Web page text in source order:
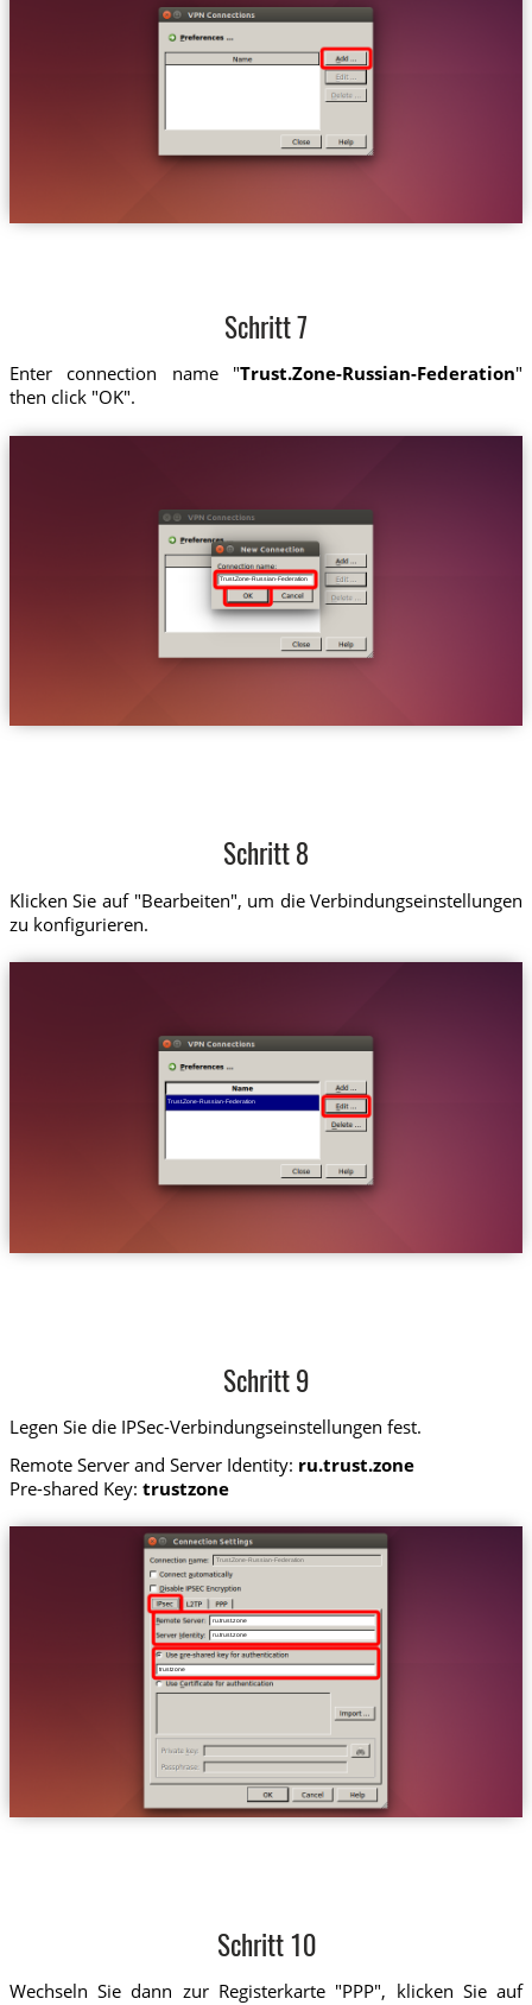
Schritt 7
Enter connection name "Trust.Zone-Russian-Federation"
then click "OK".
Trust.Zone-Russian-Federation
Schritt 8
Klicken Sie auf "Bearbeiten", um die Verbindungseinstellungen
zu konfigurieren.
Trust.Zone-Russian-Federation
Schritt 9
Legen Sie die IPSec-Verbindungseinstellungen fest.
Remote Server and Server Identity: ru.trust.zone
Pre-shared Key: trustzone
Trust.Zone-Russian-Federation
ru.trust.zone
ru.trust.zone
trustzone
Schritt 10
Wechseln Sie dann zur Registerkarte "PPP", klicken Sie auf